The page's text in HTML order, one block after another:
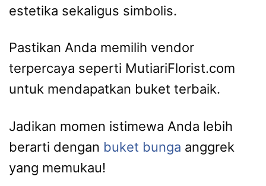
estetika sekaligus simbolis.
Pastikan Anda memilih vendor
terpercaya seperti MutiariFlorist.com
untuk mendapatkan buket terbaik.
Jadikan momen istimewa Anda lebih
berarti dengan buket bunga anggrek
yang memukau!